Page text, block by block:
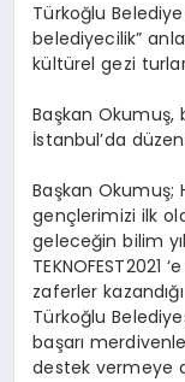
Türkoğlu
belediyecilik”
kültürel gezi
Başkan
İstanbul’da
Başkan Okumuş;
gençlerimizi ilk
geleceğin bilim
TEKNOFEST2021
zaferler
Türkoğlu
başarı
destek vermeye